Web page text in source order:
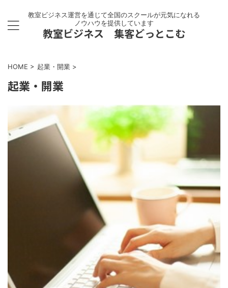
教室ビジネス運営を通じて全国のスクールが元気になれる
ノウハウを提供しています
教室ビジネス 集客どっとこむ
HOME > 起業・開業 >
起業・開業